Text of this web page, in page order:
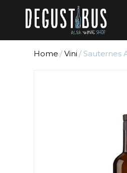
Home /Vini / Sauternes